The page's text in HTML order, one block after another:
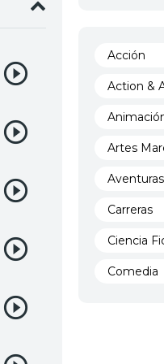
Acción
Action &
Artes
Aventuras
Carreras
Ciencia
Comedia